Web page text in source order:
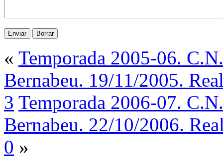
« Temporada 2005-06.
Bernabeu. 19/11/2005.
3 Temporada 2006-07.
Bernabeu. 22/10/2006.
0 »